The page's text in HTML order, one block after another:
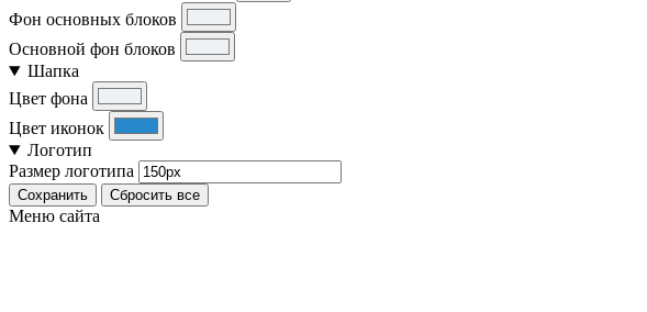
Фон основных блоков
Основной фон блоков
Шапка
Цвет фона
Цвет иконок
Логотип
Размер логотипа
Сохранить Сбросить все
Меню сайта